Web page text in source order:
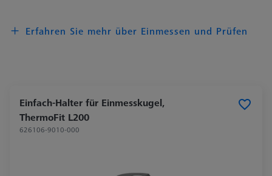
Erfahren Sie mehr über Einmessen und Prüfen
Einfach-Halter für Einmesskugel,
ThermoFit L200
626106-9010-000